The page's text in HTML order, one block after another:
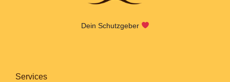
Dein Schutzgeber
Services